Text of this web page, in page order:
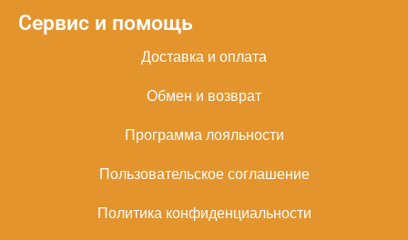
Сервис и помощь
Доставка и оплата
Обмен и возврат
Программа лояльности
Пользовательское соглашение
Политика конфиденциальности